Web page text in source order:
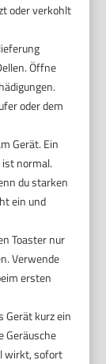
oder verkohlt
Öffne
oder dem
Gerät. Ein
normal.
du starken
ein und
Toaster nur
Verwende
ersten
Gerät kurz ein
Geräusche
wirkt, sofort